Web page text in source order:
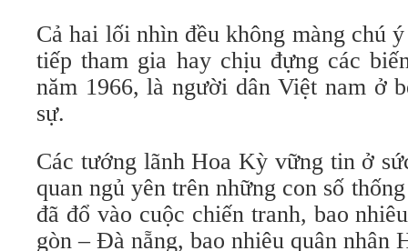
Cả hai lối nhìn đều không màng chú
tiếp tham gia hay chịu đựng các
năm 1966, là người dân Việt nam ở
sự.
Các tướng lãnh Hoa Kỳ vững tin ở
quan ngủ yên trên những con số
đã đổ vào cuộc chiến tranh, bao
gòn – Đà nẵng, bao nhiêu quân nhân